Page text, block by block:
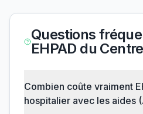
Questions
EHPAD du
Combien coûte vraiment
hospitalier avec les aides